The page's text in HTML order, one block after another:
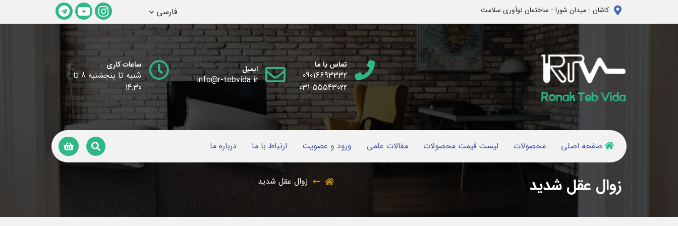
کاشان - میدان شورا - ساختمان نوآوری سلامت فارسی
تماس با ما
09016693332
031-55543022
ایمیل
info@r-tebvida.ir
ساعات کاری
شنبه تا پنجشنبه 8 تا
14:30
صفحه اصلی محصولات لیست قیمت محصولات مقالات علمی ورود و عضویت ارتباط با ما درباره ما
زوال عقل شدید زوال عقل شدید